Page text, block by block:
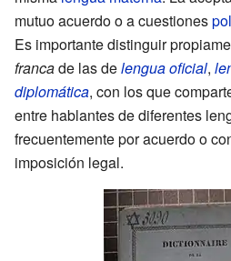
mutuo acuerdo o a cuestiones
Es importante distinguir
francade las delengua oficial,
diplomática, con los que
entre hablantes de diferentes
frecuentemente por acuerdo o
imposición legal.